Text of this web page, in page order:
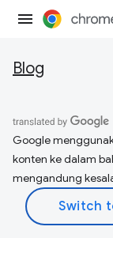
Blog
Google
konten ke dalam
mengandung